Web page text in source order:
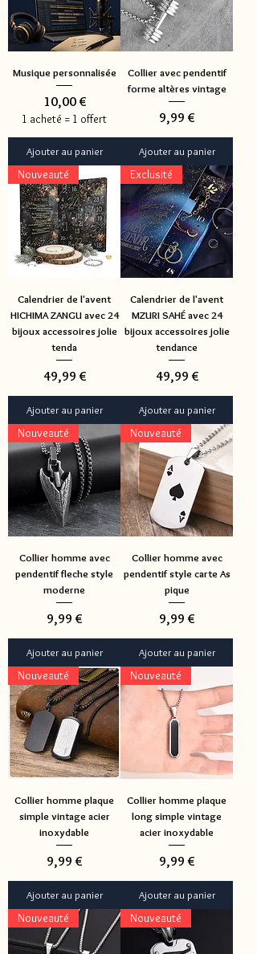
Musique personnalisée
Prix
10,00 €
1 acheté = 1 offert
Ajouter au panier
Collier avec pendentif
forme altères vintage
Prix
9,99 €
Ajouter au panier
Nouveauté
Calendrier de l'avent
HICHIMA ZANGU avec 24
bijoux accessoires jolie
tenda
Prix
49,99 €
Ajouter au panier
Exclusité
Calendrier de l'avent
MZURI SAHÉ avec 24
bijoux accessoires jolie
tendance
Prix
49,99 €
Ajouter au panier
Nouveauté
Collier homme avec
pendentif fleche style
moderne
Prix
9,99 €
Ajouter au panier
Nouveauté
Collier homme avec
pendentif style carte As
pique
Prix
9,99 €
Ajouter au panier
Nouveauté
Collier homme plaque
simple vintage acier
inoxydable
Prix
9,99 €
Ajouter au panier
Nouveauté
Collier homme plaque
long simple vintage
acier inoxydable
Prix
9,99 €
Ajouter au panier
Nouveauté Nouveauté